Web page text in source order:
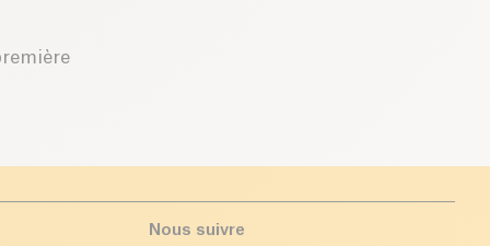
Nous suivre